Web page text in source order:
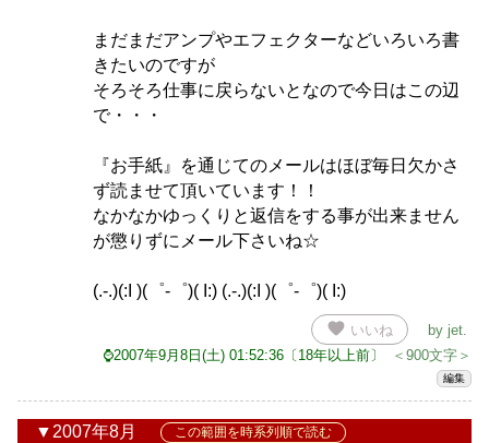
まだまだアンプやエフェクターなどいろいろ書
きたいのですが
そろそろ仕事に戻らないとなので今日はこの辺
で・・・
『お手紙』を通じてのメールはほぼ毎日欠かさ
ず読ませて頂いています！！
なかなかゆっくりと返信をする事が出来ません
が懲りずにメール下さいね☆
(.-.)(:I )(゜-゜)( I:) (.-.)(:I )(゜-゜)( I:)
favorite いいね by jet
⌚2007年9月8日(土) 01:52:36〔18年以上前〕
＜900文字＞
編集
2007年8月 この範囲を時系列順で読む